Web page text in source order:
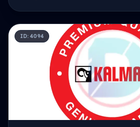
ID: 4094